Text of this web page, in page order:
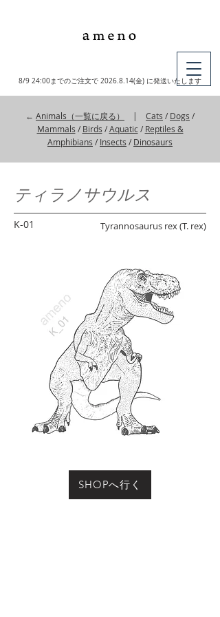
8/9 24:00までのご注文で 2026.8.14(金) に発送いたします
← Animals（一覧に戻る） | Cats / Dogs /
Mammals / Birds /Aquatic/ Reptiles &
Amphibians / Insects / Dinosaurs
ティラノサウルス
K-01 Tyrannosaurus rex (T. rex)
SHOPへ行く